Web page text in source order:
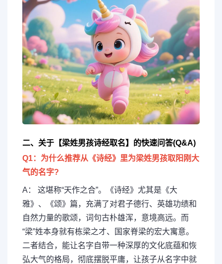
二、关于【梁姓男孩诗经取名】的快速问答(Q&A)
Q1：为什么推荐从《诗经》里为梁姓男孩取阳刚大
气的名字?
A： 这堪称“天作之合”。《诗经》尤其是《大
雅》、《颂》篇，充满了对君子德行、英雄功绩和
自然力量的歌颂，词句古朴雄浑，意境高远。而
“梁”姓本身就有栋梁之才、国家脊梁的宏大寓意。
二者结合，能让名字自带一种深厚的文化底蕴和恢
弘大气的格局，彻底摆脱平庸，让孩子从名字中就